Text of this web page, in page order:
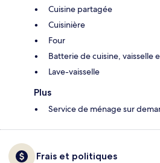
Cuisine partagée
Cuisinière
Four
Batterie de cuisine, vaisselle
Lave-vaisselle
Plus
Service de ménage sur
Frais et politiques